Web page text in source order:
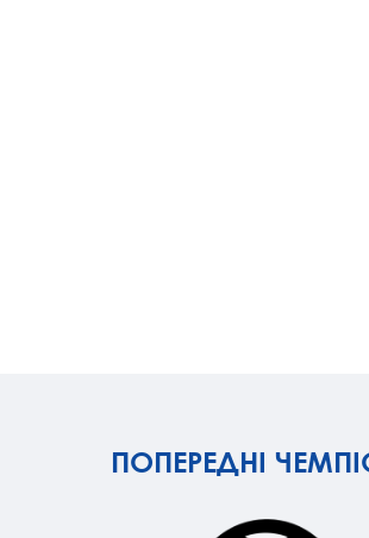
ПОПЕРЕДНІ